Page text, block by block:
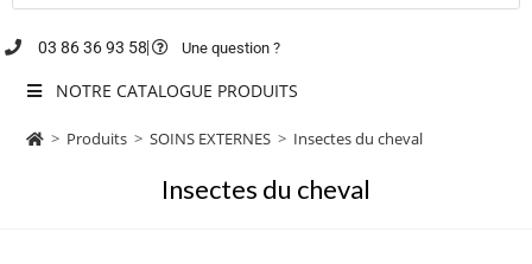
03 86 36 93 58 Une question ?
NOTRE CATALOGUE PRODUITS
> Produits > SOINS EXTERNES > Insectes du cheval
Insectes du cheval